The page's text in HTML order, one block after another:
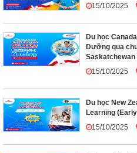
15/10/2025
Du học
Dưỡng qua
15/10/2025
Du học New
Learning
15/10/2025